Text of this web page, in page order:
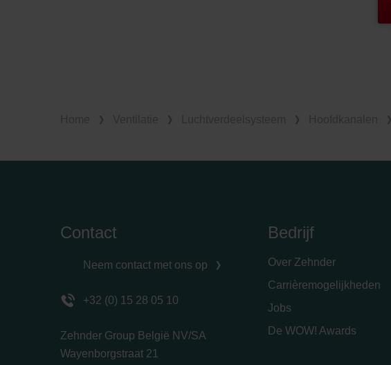
Contact
Neem contact met ons op
+32 (0) 15 28 05 10
Zehnder Group België NV/SA
Wayenborgstraat 21
Bedrijf
Over Zehnder
Carrièremogelijkheden
Jobs
De WOW! Awards